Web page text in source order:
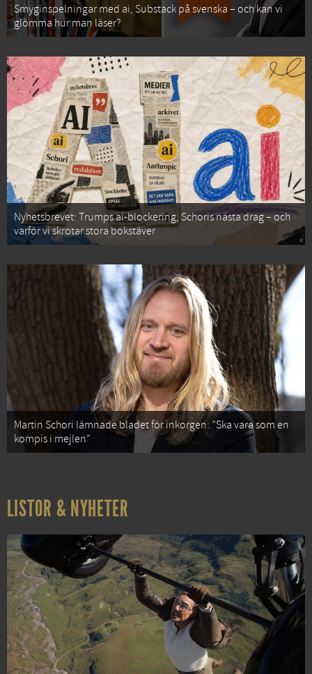
Smyginspelningar med ai, Substack på svenska – och kan vi
glömma hur man läser?
Nyhetsbrevet: Trumps ai-blockering, Schoris nästa drag – och
varför vi skrotar stora bokstäver
Martin Schori lämnade bladet för inkorgen: ”Ska vara som en
kompis i mejlen”
LISTOR & NYHETER